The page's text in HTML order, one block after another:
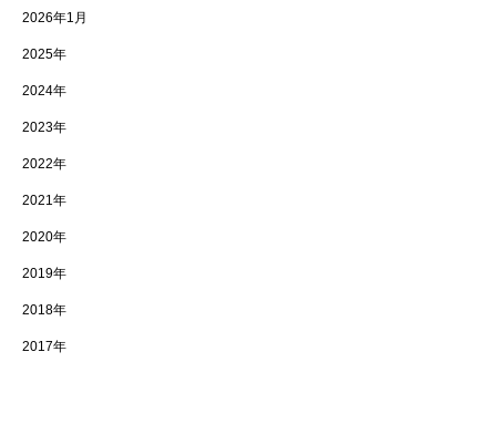
2026年1月
2025年
2024年
2023年
2022年
2021年
2020年
2019年
2018年
2017年